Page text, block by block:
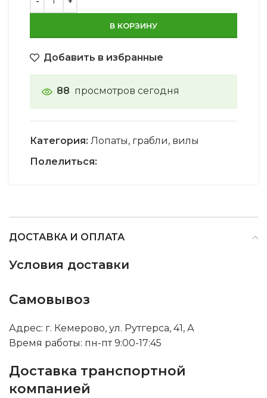
В КОРЗИНУ
Добавить в избранные
88 просмотров сегодня
Категория: Лопаты, грабли, вилы
Полелиться:
ДОСТАВКА И ОПЛАТА
Условия доставки
Самовывоз
Адрес: г. Кемерово, ул. Рутгерса, 41, А
Время работы: пн-пт 9:00-17:45
Доставка транспортной
компанией